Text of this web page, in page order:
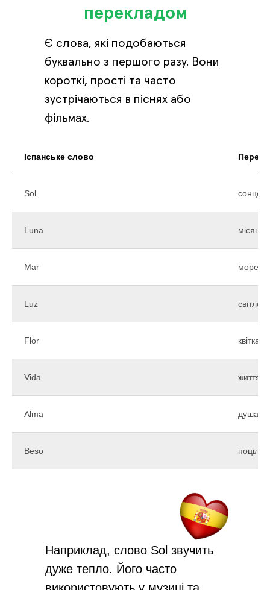
Є слова, які подобаються
буквально з першого разу. Вони
короткі, прості та часто
зустрічаються в піснях або
фільмах.
перекладом
Іспанське слово
Sol сонце
Luna місяць
Mar море
Luz світло
Flor квітка
Vida життя
Alma душа
Beso
Наприклад, слово Sol звучить
дуже тепло. Його часто
використовують у музиці та